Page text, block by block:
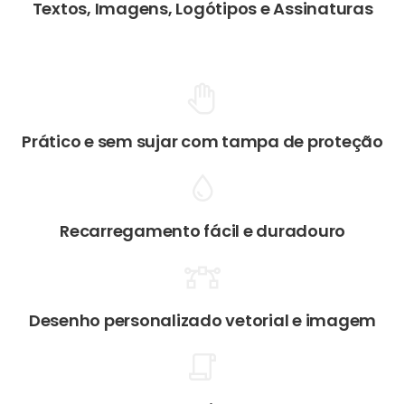
Textos, Imagens, Logótipos e Assinaturas
Prático e sem sujar com tampa de proteção
Recarregamento fácil e duradouro
Desenho personalizado vetorial e imagem